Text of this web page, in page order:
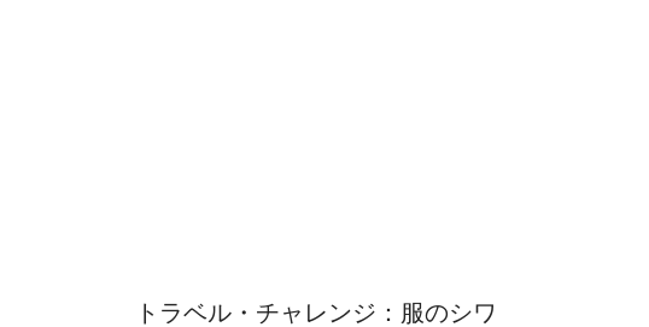
トラベル・チャレンジ：服のシワ